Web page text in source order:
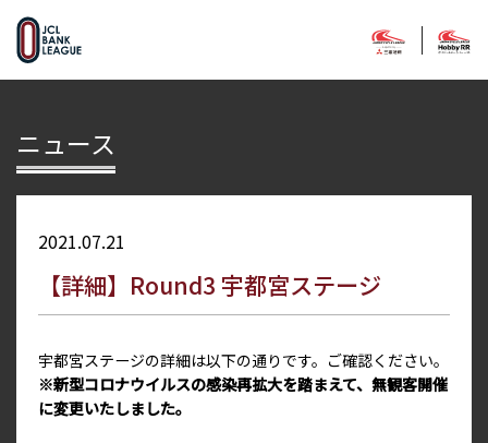
ニュース
2021.07.21
【詳細】Round3 宇都宮ステージ
宇都宮ステージの詳細は以下の通りです。ご確認ください。
※新型コロナウイルスの感染再拡大を踏まえて、無観客開催
に変更いたしました。